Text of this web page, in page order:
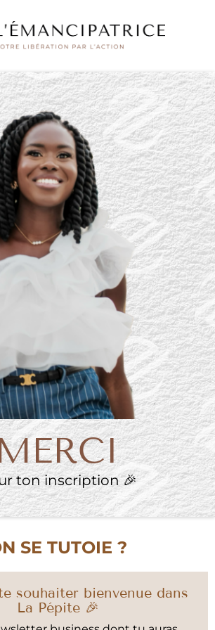
ton inscription 🎉
SE TUTOIE ?
souhaiter bienvenue dans
La Pépite 🎉